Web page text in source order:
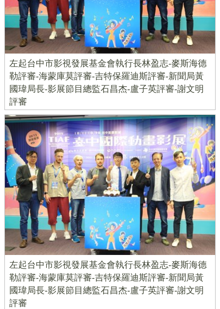
左起台中市影視發展基金會執行長林盈志-麥斯海德
勒評審-海蒙庫莫評審-吉特保羅迪斯評審-新聞局黃
國瑋局長-影展節目總監石昌杰-盧子英評審-謝文明
評審
左起台中市影視發展基金會執行長林盈志-麥斯海德
勒評審-海蒙庫莫評審-吉特保羅迪斯評審-新聞局黃
國瑋局長-影展節目總監石昌杰-盧子英評審-謝文明
評審